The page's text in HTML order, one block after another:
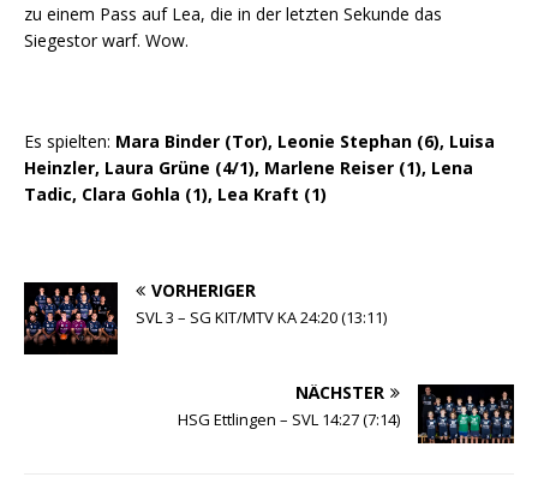
zu einem Pass auf Lea, die in der letzten Sekunde das
Siegestor warf. Wow.
Es spielten: Mara Binder (Tor), Leonie Stephan (6), Luisa
Heinzler, Laura Grüne (4/1), Marlene Reiser (1), Lena
Tadic, Clara Gohla (1), Lea Kraft (1)
VORHERIGER
SVL 3 – SG KIT/MTV KA 24:20 (13:11)
NÄCHSTER
HSG Ettlingen – SVL 14:27 (7:14)